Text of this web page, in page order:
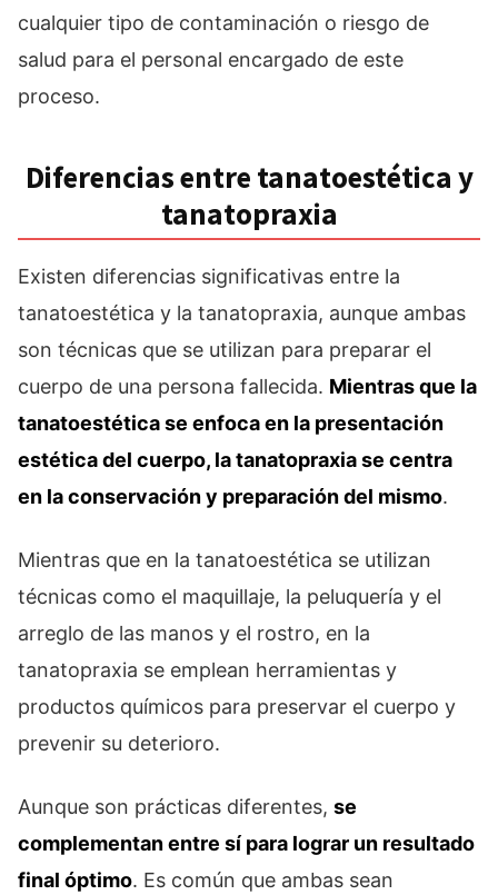
cualquier tipo de contaminación o riesgo de
salud para el personal encargado de este
proceso.
Diferencias entre tanatoestética y
tanatopraxia
Existen diferencias significativas entre la
tanatoestética y la tanatopraxia, aunque ambas
son técnicas que se utilizan para preparar el
cuerpo de una persona fallecida. Mientras que la
tanatoestética se enfoca en la presentación
estética del cuerpo, la tanatopraxia se centra
en la conservación y preparación del mismo.
Mientras que en la tanatoestética se utilizan
técnicas como el maquillaje, la peluquería y el
arreglo de las manos y el rostro, en la
tanatopraxia se emplean herramientas y
productos químicos para preservar el cuerpo y
prevenir su deterioro.
Aunque son prácticas diferentes, se
complementan entre sí para lograr un resultado
final óptimo. Es común que ambas sean